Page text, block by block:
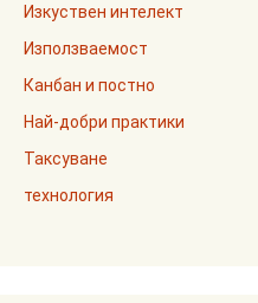
Изкуствен интелект
Използваемост
Канбан и постно
Най-добри практики
Таксуване
технология